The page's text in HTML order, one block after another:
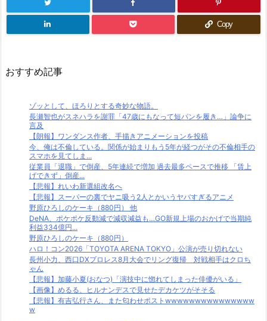
Copy
おすすめ記事
ゾッとして、ほろりとする奇妙な物語。
長瀬智也がスネハラを謝罪「47歳にもなって短パンを履き…」論争に
言及
【朗報】ワンダンス作者、手描きアニメーションを投稿
今、俺は不倫している。関係が始まりもう5年が経つがその不倫相手の
スマホを見てしま...
従業員「退職」で倒産、5年連続で増加 過去最多ペースで推移 「賃上
げできず」倒産...
【悲報】れいわ新選組改名へ
【悲報】スーパーの裏でヤニ吸う2人とかいうヤバすぎるアニメ
野原ひろしのケーキ（880円） 他
DeNA、ポケポケ反動減で減収減益も…GO新規上場のおかげで当期純
利益334億円...
野原ひろしのケーキ（880円）
ハロ！コン2026「TOYOTA ARENA TOKYO」公演が売り切れない
長州小力、西口DXプロレス8月大会でリング復帰 対戦相手はクロち
ゃん
【悲報】加藤小夏(おなつ)「演技中に惚れてしまった俳優がいる」
【画像】めるる、ヒルナンデスで見せたデカケツがそそる
【悲報】有吉弘行さん、また匂わせポストwwwwwwwwwwwwwww
w